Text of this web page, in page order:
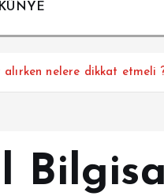
KÜNYE
nelere dikkat etmeli